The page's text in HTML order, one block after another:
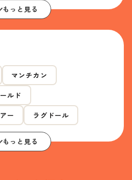
もっと見る
マンチカン
ルド
ー ラグドール
もっと見る